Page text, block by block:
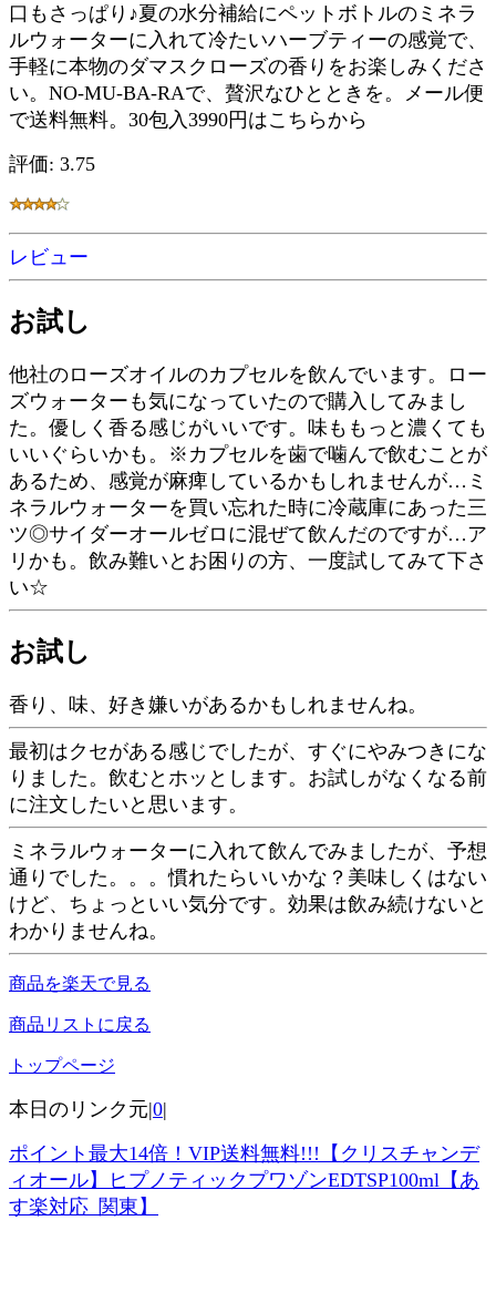
口もさっぱり♪夏の水分補給にペットボトルのミネラ
ルウォーターに入れて冷たいハーブティーの感覚で、
手軽に本物のダマスクローズの香りをお楽しみくださ
い。NO-MU-BA-RAで、贅沢なひとときを。メール便
で送料無料。30包入3990円はこちらから
評価: 3.75
レビュー
お試し
他社のローズオイルのカプセルを飲んでいます。ロー
ズウォーターも気になっていたので購入してみまし
た。優しく香る感じがいいです。味ももっと濃くても
いいぐらいかも。※カプセルを歯で噛んで飲むことが
あるため、感覚が麻痺しているかもしれませんが…ミ
ネラルウォーターを買い忘れた時に冷蔵庫にあった三
ツ◎サイダーオールゼロに混ぜて飲んだのですが…ア
リかも。飲み難いとお困りの方、一度試してみて下さ
い☆
お試し
香り、味、好き嫌いがあるかもしれませんね。
最初はクセがある感じでしたが、すぐにやみつきにな
りました。飲むとホッとします。お試しがなくなる前
に注文したいと思います。
ミネラルウォーターに入れて飲んでみましたが、予想
通りでした。。。慣れたらいいかな？美味しくはない
けど、ちょっといい気分です。効果は飲み続けないと
わかりませんね。
商品を楽天で見る
商品リストに戻る
トップページ
本日のリンク元|0|
ポイント最大14倍！VIP送料無料!!!【クリスチャンデ
ィオール】ヒプノティックプワゾンEDTSP100ml【あ
す楽対応_関東】